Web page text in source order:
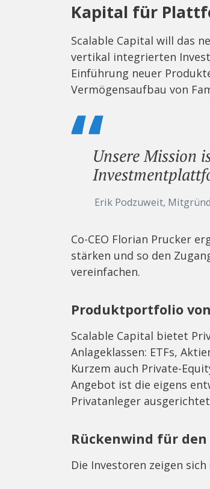
Kapital für
Scalable Capital will das
vertikal integrierten
Einführung neuer
Vermögensaufbau von
Unsere Mission
Erik Podzuweit,
Co-CEO Florian Prucker
stärken und so den
vereinfachen.
Produktportfolio von
Scalable Capital bietet
Anlageklassen: ETFs,
Kurzem auch Private-
Angebot ist die eigens
Privatanleger
Rückenwind für
Die Investoren zeigen